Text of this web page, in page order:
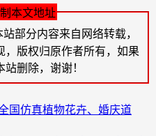
本文地址
站部分内容来自网络转载，
，版权归原作者所有，如果
删除，谢谢！
国仿真植物花卉、婚庆道